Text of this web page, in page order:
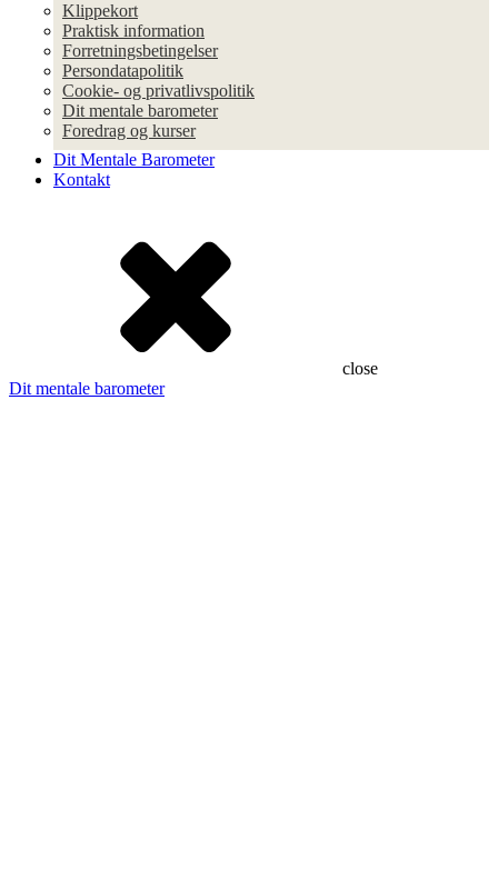
Klippekort
Praktisk information
Forretningsbetingelser
Persondatapolitik
Cookie- og privatlivspolitik
Dit mentale barometer
Foredrag og kurser
Dit Mentale Barometer
Kontakt
close
Dit mentale barometer